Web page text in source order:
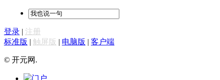
登录 | 注册
标准版 | 触屏版 | 电脑版 | 客户端
© 开元网.
门户